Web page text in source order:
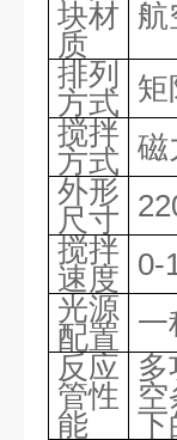
块材
质
航
排列
方式 矩
搅拌
方式 磁
外形
尺寸
搅拌
速度 0-
光源
配置 一
反应
管性
能
下